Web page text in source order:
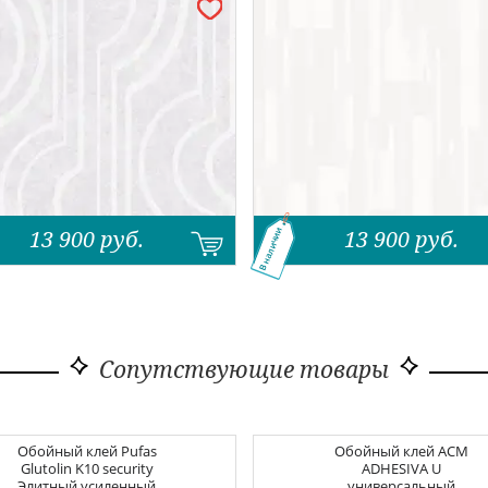
13 900 руб. 13 900 руб.
В наличии
Сопутствующие товары
Обойный клей Pufas
Glutolin K10 security
Обойный клейACM
ADHESIVA U